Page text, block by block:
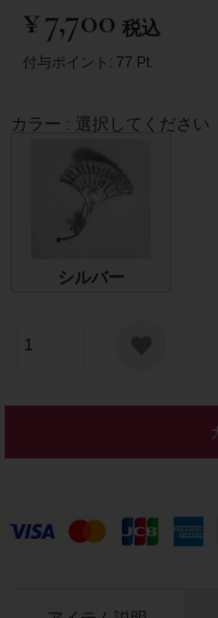
¥7,700 税込
付与ポイント: 77 Pt.
カラー 選択してください
シルバー